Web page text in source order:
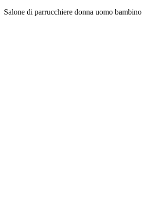
Salone di parrucchiere donna uomo bambino